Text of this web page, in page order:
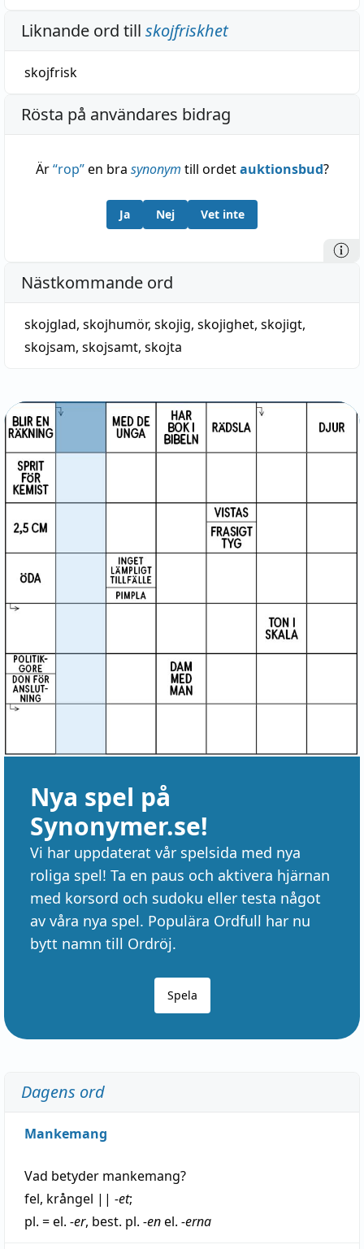
Liknande ord till skojfriskhet
skojfrisk
Rösta på användares bidrag
Är“rop”en bra synonym till ordetauktionsbud?
Ja Nej Vet inte
Nästkommande ord
skojglad, skojhumör, skojig, skojighet, skojigt,
skojsam, skojsamt, skojta
Nya spel på
Synonymer.se!
Vi har uppdaterat vår spelsida med nya
roliga spel! Ta en paus och aktivera hjärnan
med korsord och sudoku eller testa något
av våra nya spel. Populära Ordfull har nu
bytt namn till Ordröj.
Spela
Dagens ord
Mankemang
Vad betyder mankemang?
fel, krångel || -et;
pl. = el. -er, best. pl. -enel. -erna